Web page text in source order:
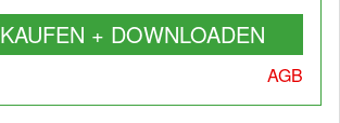
+ DOWNLOADEN
AGB